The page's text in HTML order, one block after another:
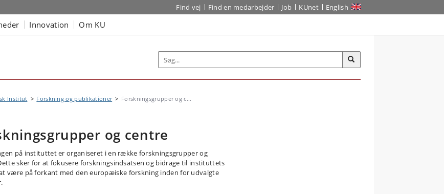
Find vej Find en medarbejder Job KUnet English
Innovation Om KU
Institut Forskning og publikationer Forskningsgrupper og c...
og centre
på instituttet er organiseret i en række forskningsgrupper og
sker for at fokusere forskningsindsatsen og bidrage til instituttets
være på forkant med den europæiske forskning inden for udvalgte